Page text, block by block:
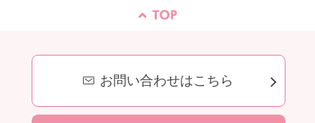
お問い合わせはこちら